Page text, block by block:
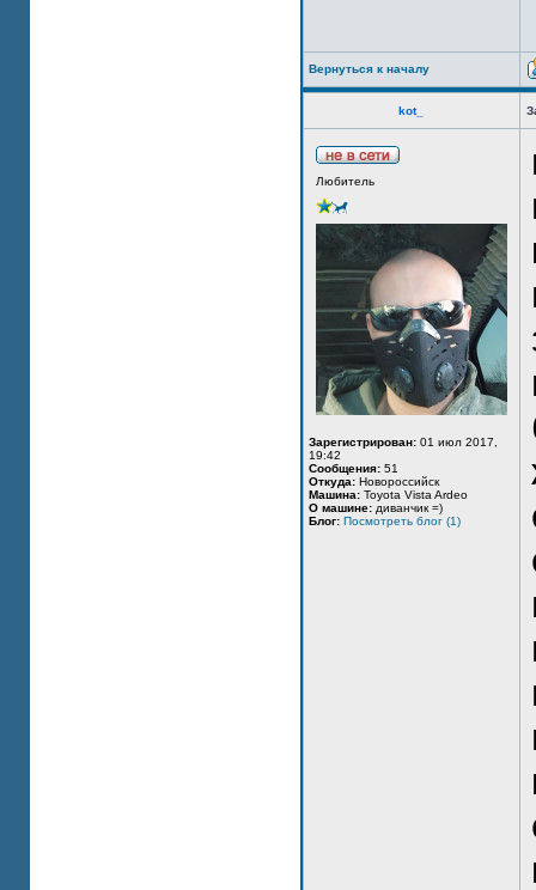
Вернуться к началу
kot_
Любитель
Зарегистрирован: 01 июл 2017,
19:42
Сообщения: 51
Откуда: Новороссийск
Машина: Toyota Vista Ardeo
О машине: диванчик =)
Блог: Посмотреть блог (1)